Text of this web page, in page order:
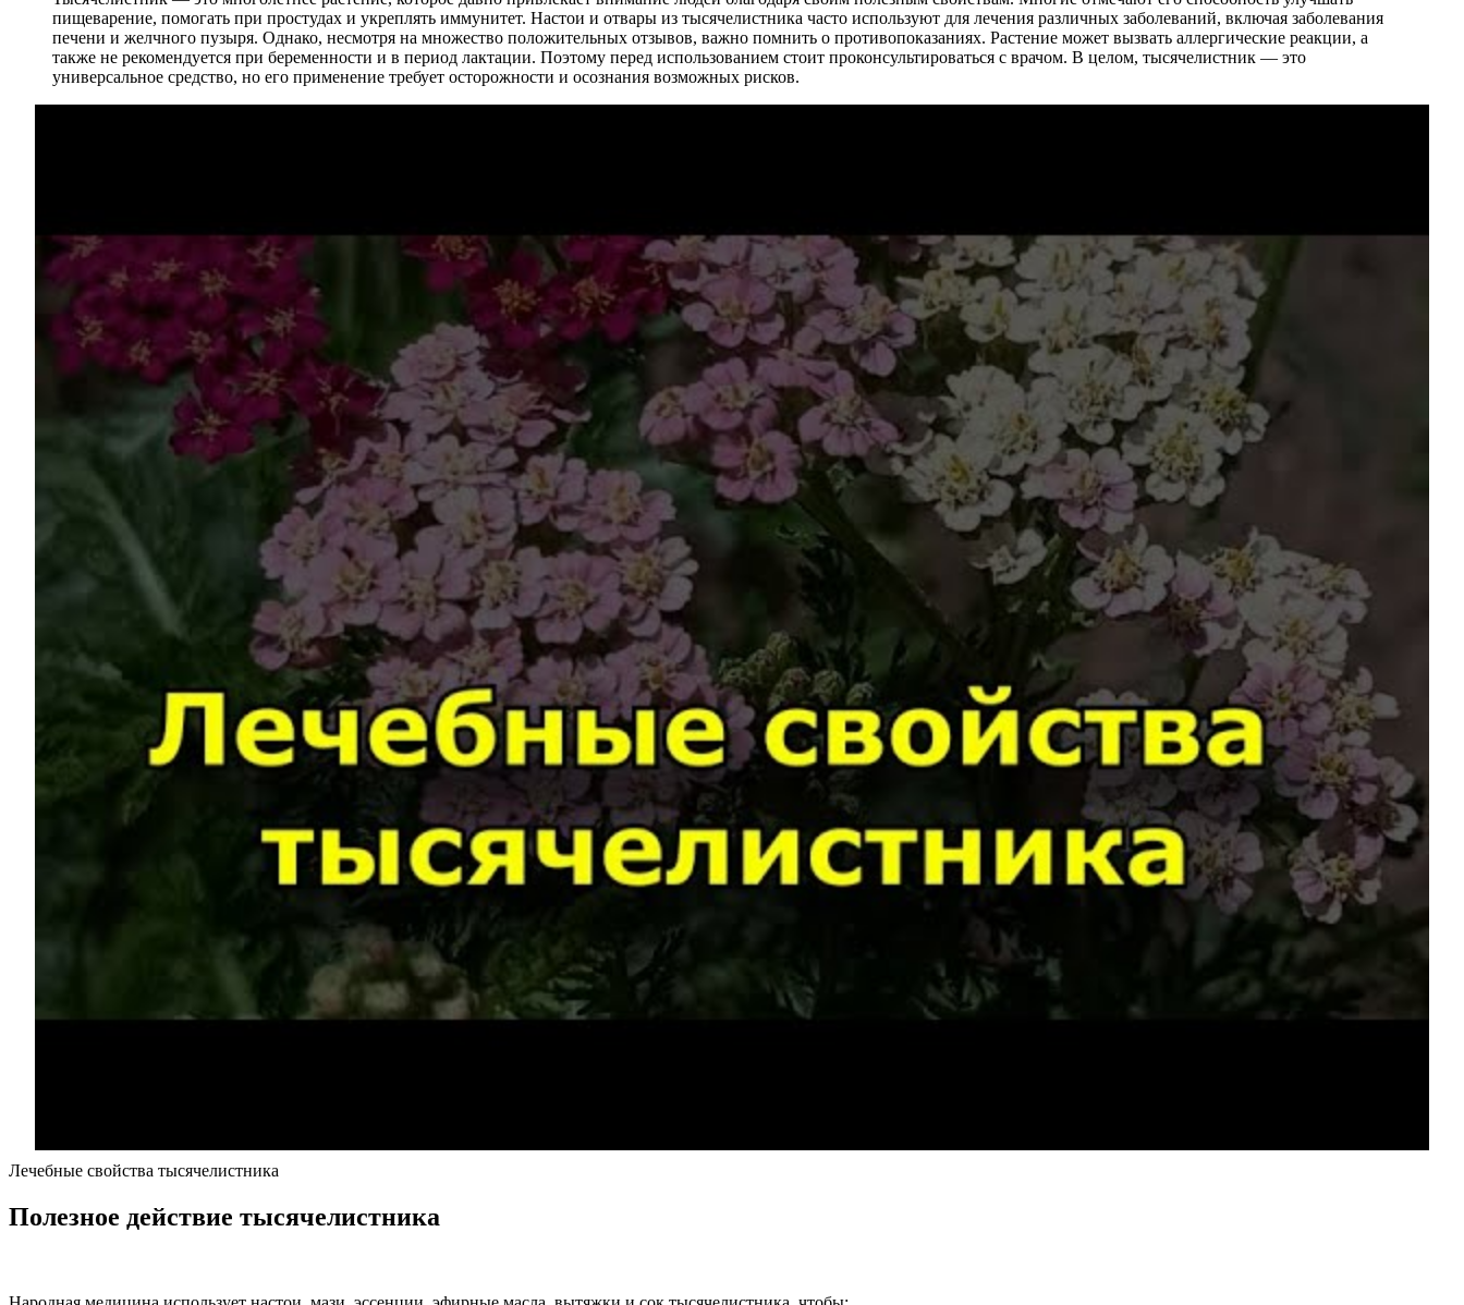
пищеварение, помогать при простудах и укреплять иммунитет. Настои и отвары из тысячелистника часто используют для лечения различных заболеваний, включая заболевания
печени и желчного пузыря. Однако, несмотря на множество положительных отзывов, важно помнить о противопоказаниях. Растение может вызвать аллергические реакции, а
также не рекомендуется при беременности и в период лактации. Поэтому перед использованием стоит проконсультироваться с врачом. В целом, тысячелистник — это
универсальное средство, но его применение требует осторожности и осознания возможных рисков.
Лечебные свойства тысячелистника
Полезное действие тысячелистника